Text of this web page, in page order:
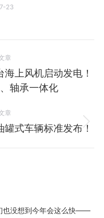
23
章
：
上风机启动发电！
轴承一体化
章
式车辆标准发布！
也没想到今年会这么快——